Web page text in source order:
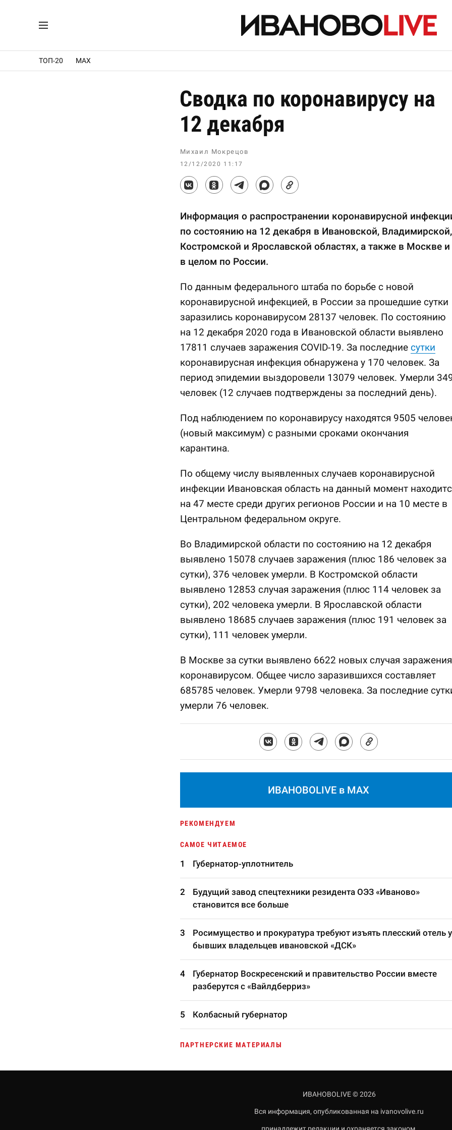
ТОП-20 MAX
Сводка по коронавирусу на
12 декабря
Михаил Мокрецов
12/12/2020 11:17
Информация о распространении коронавирусной
по состоянию на 12 декабря в Ивановской, Владимирской,
Костромской и Ярославской областях, а также в Москве и
в целом по России.
По данным федерального штаба по борьбе с новой
коронавирусной инфекцией, в России за прошедшие сутки
заразились коронавирусом 28137 человек. По состоянию
на 12 декабря 2020 года в Ивановской области выявлено
17811 случаев заражения COVID-19. За последние сутки
коронавирусная инфекция обнаружена у 170 человек. За
период эпидемии выздоровели 13079 человек. Умерли
человек (12 случаев подтверждены за последний день).
Под наблюдением по коронавирусу находятся 9505
(новый максимум) с разными сроками окончания
карантина.
По общему числу выявленных случаев коронавирусной
инфекции Ивановская область на данный момент
на 47 месте среди других регионов России и на 10 месте в
Центральном федеральном округе.
Во Владимирской области по состоянию на 12 декабря
выявлено 15078 случаев заражения (плюс 186 человек за
сутки), 376 человек умерли. В Костромской области
выявлено 12853 случая заражения (плюс 114 человек за
сутки), 202 человека умерли. В Ярославской области
выявлено 18685 случаев заражения (плюс 191 человек за
сутки), 111 человек умерли.
В Москве за сутки выявлено 6622 новых случая заражения
коронавирусом. Общее число заразившихся составляет
685785 человек. Умерли 9798 человека. За последние
умерли 76 человек.
ИВАНОВОLIVE в MAX
РЕКОМЕНДУЕМ
САМОЕ ЧИТАЕМОЕ
Губернатор-уплотнитель
Будущий завод спецтехники резидента ОЭЗ «Иваново»
становится все больше
Росимущество и прокуратура требуют изъять плесский отель у
бывших владельцев ивановской «ДСК»
Губернатор Воскресенский и правительство России вместе
разберутся с «Вайлдберриз»
Колбасный губернатор
ПАРТНЕРСКИЕ МАТЕРИАЛЫ
ИВАНОВОLIVE © 2026
Вся информация, опубликованная на ivanovolive.ru